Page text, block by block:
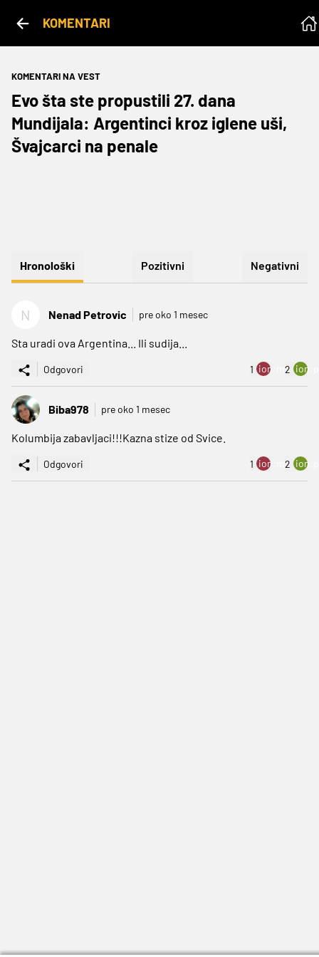
KOMENTARI
KOMENTARI NA VEST
Evo šta ste propustili 27. dana
Mundijala: Argentinci kroz iglene uši,
Švajcarci na penale
Hronološki Pozitivni Negativni
N Nenad Petrovic pre oko 1 mesec
Sta uradi ova Argentina... Ili sudija...
Odgovori 1 ion:minus
2
Biba978 pre oko 1 mesec
Kolumbija zabavljaci!!!Kazna stize od Svice.
Odgovori 1 ion:minus
2